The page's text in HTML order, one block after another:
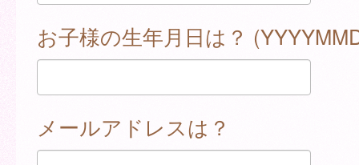
お子様の生年月日は？
メールアドレスは？